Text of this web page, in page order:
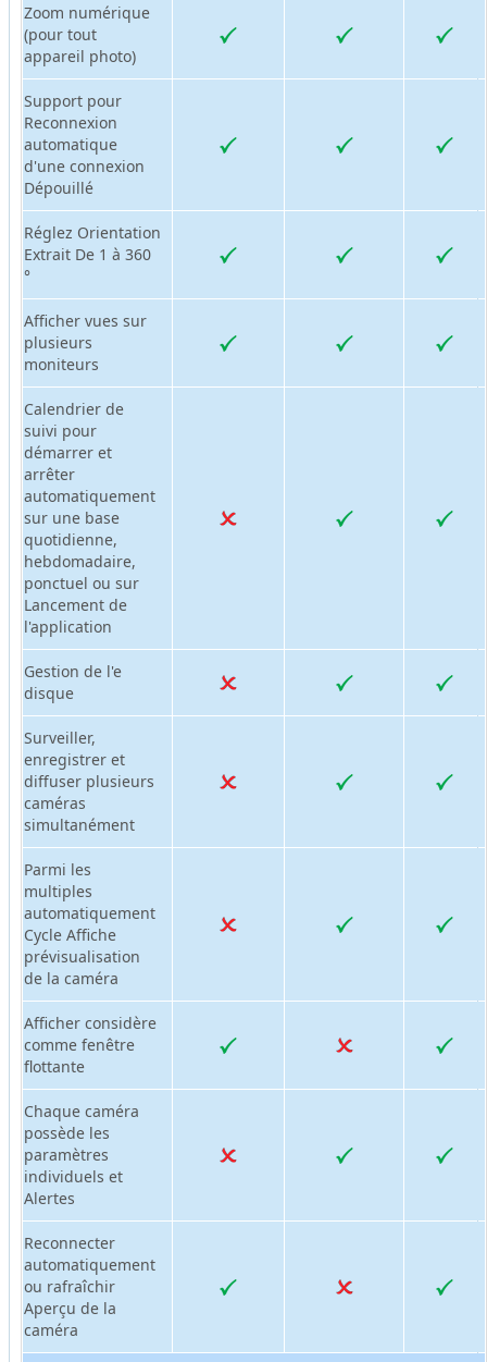
Zoom numérique
(pour tout
appareil photo)
Support pour
Reconnexion
automatique
d'une connexion
Dépouillé
Réglez Orientation
Extrait De 1 à 360
°
Afficher vues sur
plusieurs
moniteurs
Calendrier de
suivi pour
démarrer et
arrêter
automatiquement
sur une base
quotidienne,
hebdomadaire,
ponctuel ou sur
Lancement de
l'application
Gestion de l'e
disque
Surveiller,
enregistrer et
diffuser plusieurs
caméras
simultanément
Parmi les
multiples
automatiquement
Cycle Affiche
prévisualisation
de la caméra
Afficher considère
comme fenêtre
flottante
Chaque caméra
possède les
paramètres
individuels et
Alertes
Reconnecter
automatiquement
ou rafraîchir
Aperçu de la
caméra